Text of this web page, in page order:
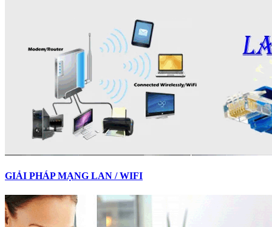
GIẢI PHÁP MẠNG LAN / WIFI